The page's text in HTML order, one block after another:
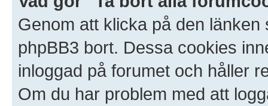
Genom att klicka på den
phpBB3 bort. Dessa cookies
inloggad på forumet och håller
Om du har problem med att